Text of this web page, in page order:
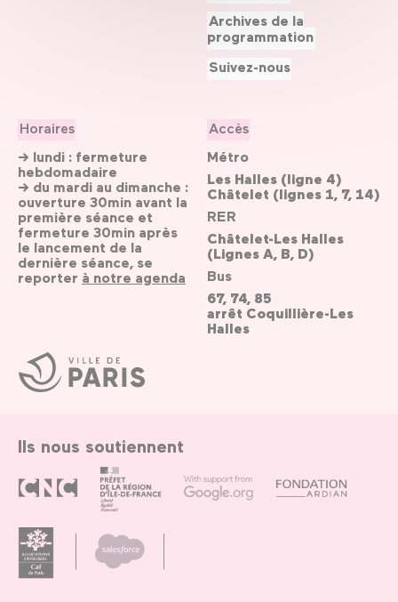
Ville
de
Paris
Horaires
→ lundi : fermeture
hebdomadaire
→ du mardi au dimanche :
ouverture 30min avant la
première séance et
fermeture 30min après
le lancement de la
dernière séance, se
reporter à notre agenda
Accès
Métro
Les Halles (ligne 4)
Châtelet (lignes 1, 7, 14)
RER
Châtelet-Les Halles
(Lignes A, B, D)
Bus
67, 74, 85
arrêt Coquillière-Les
Halles
Archives de la
programmation
Suivez-nous
Ils nous soutiennent